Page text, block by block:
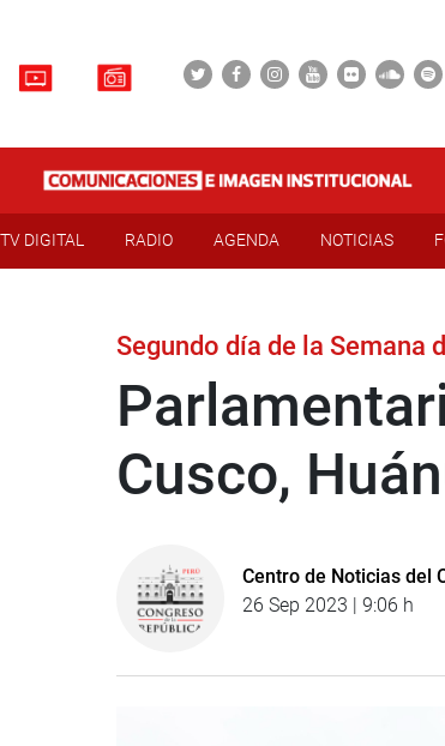
TV DIGITAL RADIO AGENDA NOTICIAS
Segundo día de la Semana
Cusco,
Centro de Noticias del
26 Sep 2023 | 9:06 h